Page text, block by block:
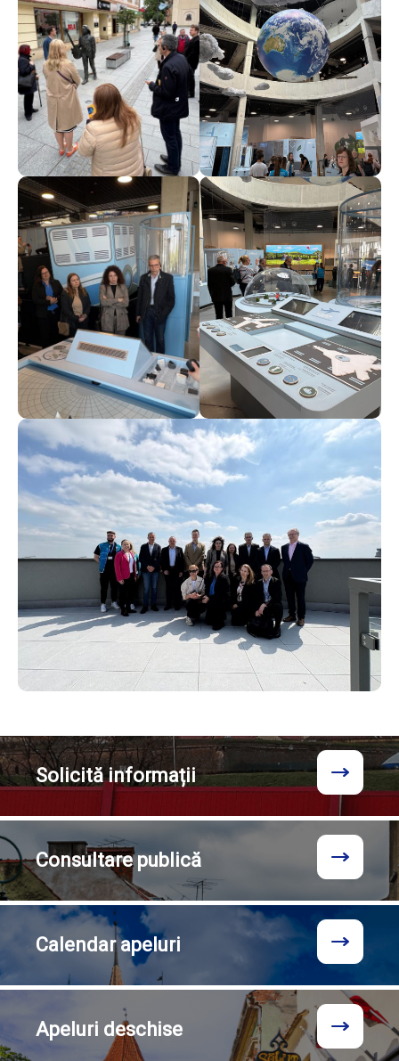
Solicităinformații
Consultarepublică
Calendarapeluri
Apeluri deschise